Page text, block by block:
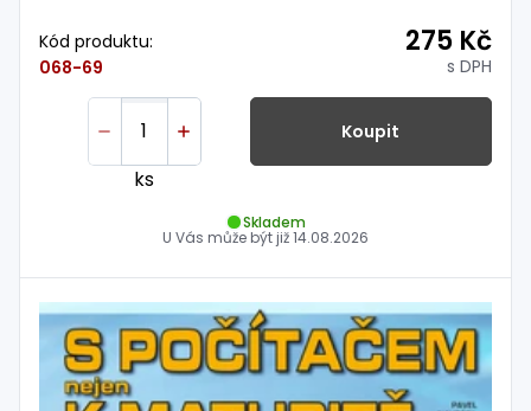
Kód produktu:
068-69
275 Kč
s DPH
ks
Koupit
Skladem
U Vás může být již14.08.2026